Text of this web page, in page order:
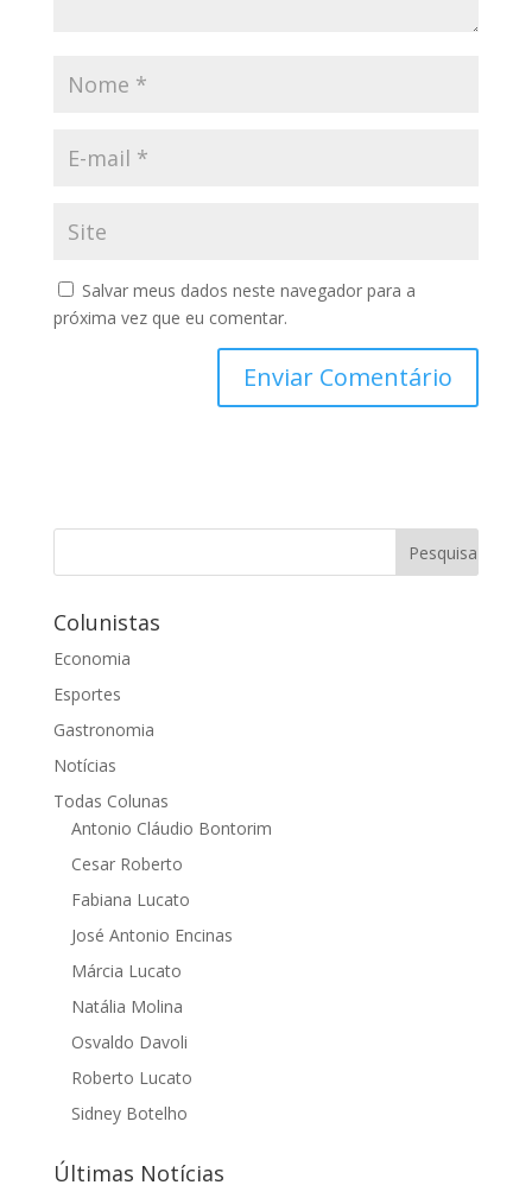
Salvar meus dados neste navegador para a
próxima vez que eu comentar.
Colunistas
Economia
Esportes
Gastronomia
Notícias
Todas Colunas
Antonio Cláudio Bontorim
Cesar Roberto
Fabiana Lucato
José Antonio Encinas
Márcia Lucato
Natália Molina
Osvaldo Davoli
Roberto Lucato
Sidney Botelho
Últimas Notícias